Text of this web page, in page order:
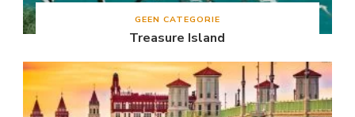
GEEN CATEGORIE
Treasure Island